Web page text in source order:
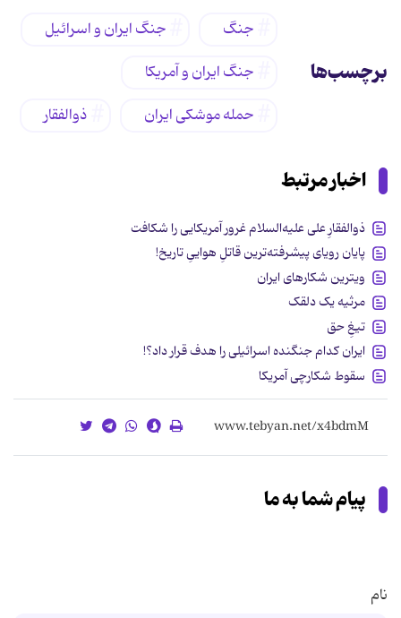
برچسب‌ها
جنگ
جنگ ایران و اسرائیل
جنگ ایران و آمریکا
حمله موشکی ایران
ذوالفقار
اخبار مرتبط
ذوالفقارِ علی علیه‌السلام غرور آمریکایی را شکافت
پایان رویای پیشرفته‌ترین قاتلِ هواییِ تاریخ!
ویترین شکارهای ایران
مرثیه یک دلقک
تیغِ حق
ایران کدام جنگنده اسرائیلی را هدف قرار داد؟!
سقوط شکارچی آمریکا
پیام شما به ما
نام